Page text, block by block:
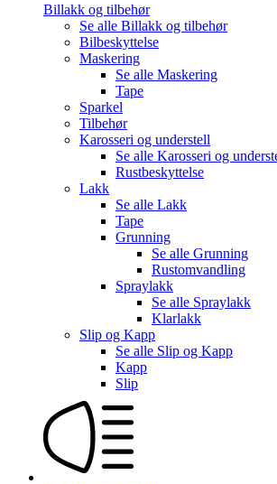
Billakk og tilbehør
Se alle Billakk og tilbehør
Bilbeskyttelse
Maskering
Se alle Maskering
Tape
Sparkel
Tilbehør
Karosseri og understell
Se alle Karosseri og
Rustbeskyttelse
Lakk
Se alle Lakk
Tape
Grunning
Se alle Grunning
Rustomvandling
Spraylakk
Se alle Spraylakk
Klarlakk
Slip og Kapp
Se alle Slip og Kapp
Kapp
Slip